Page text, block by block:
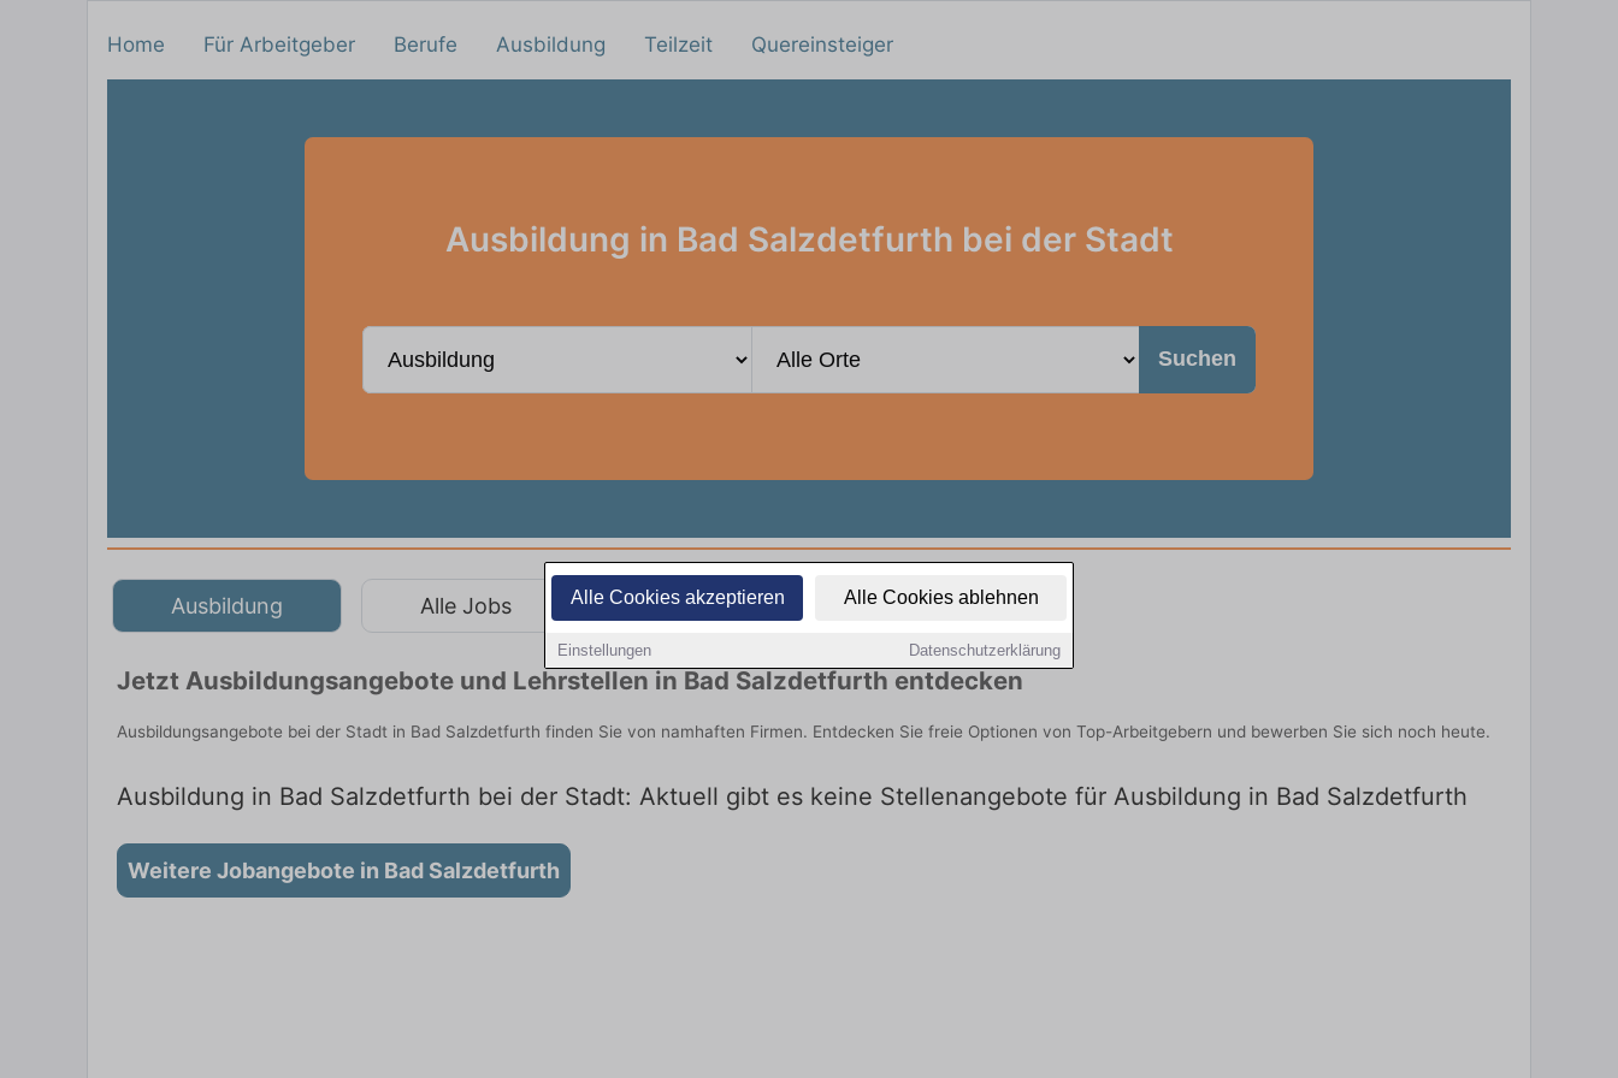
Alle Cookies akzeptieren Alle Cookies ablehnen
Einstellungen Datenschutzerklärung
Home Für Arbeitgeber Berufe Ausbildung Teilzeit Quereinsteiger
Ausbildung in Bad Salzdetfurth bei der Stadt
Suchen
Ausbildung Alle Jobs Teilzeit Quereinsteiger
Jetzt Ausbildungsangebote und Lehrstellen in Bad Salzdetfurth entdecken
Ausbildungsangebote bei der Stadt in Bad Salzdetfurth finden Sie von namhaften Firmen. Entdecken Sie freie Optionen von Top-Arbeitgebern und bewerben Sie sich noch heute.
Ausbildung in Bad Salzdetfurth bei der Stadt: Aktuell gibt es keine Stellenangebote für Ausbildung in Bad Salzdetfurth
Weitere Jobangebote in Bad Salzdetfurth